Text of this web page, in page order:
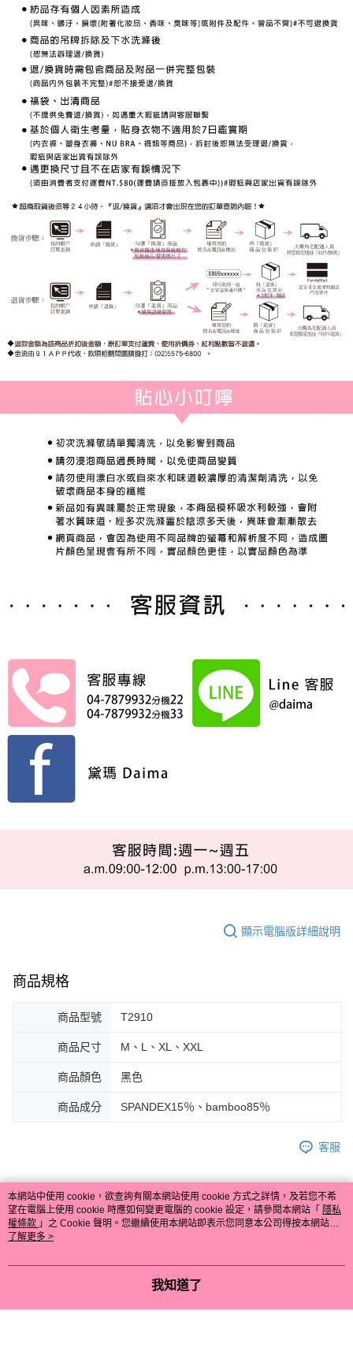
顯示電腦版詳細說明
商品規格
商品型號 T2910
商品尺寸 M、L、XL、XXL
商品顏色 黑色
商品成分 SPANDEX15％、bamboo85％
客服
商品相關分類 (4) 查看全部
【𝟵𝟵元起】提臀束褲
💰招財褲👙好運罩🌺旺桃花 🖤聚財黑
本分類熱銷全站排行
本網站中使用 cookie，欲查詢有關本網站使用 cookie 方式之詳情，及若您不希
望在電腦上使用 cookie 時應如何變更電腦的 cookie 設定，請參閱本網站「 隱私
權條款 」之 Cookie 聲明。您繼續使用本網站即表示您同意本公司得按本網站使
用條款之 Cookie 聲明使用 cookie。
了解更多 >
我知道了